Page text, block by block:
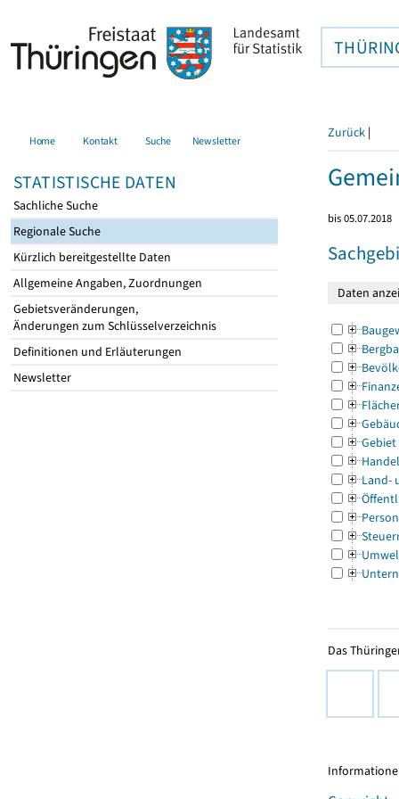
Home Kontakt Suche Newsletter
STATISTISCHE DATEN
Sachliche Suche
Regionale Suche
Kürzlich bereitgestellte Daten
Allgemeine Angaben, Zuordnungen
Gebietsveränderungen,
Änderungen zum Schlüsselverzeichnis
Definitionen und Erläuterungen
Newsletter
Zurück |
bis 05.07.2018
Gebiet
Land-
Das